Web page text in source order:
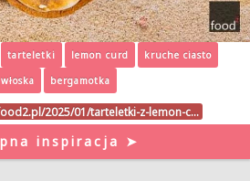
tarteletki lemon curd
kruche ciasto
bergamotka
2025/01/tarteletki-z-lemon-c…
inspiracja ➤